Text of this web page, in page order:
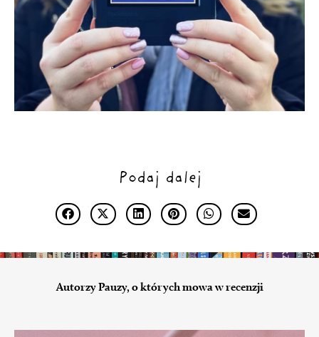
Podaj dalej
Autorzy Pauzy, o których mowa w recenzji